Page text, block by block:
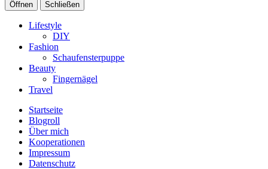
Öffnen Schließen
Lifestyle
DIY
Fashion
Schaufensterpuppe
Beauty
Fingernägel
Travel
Startseite
Blogroll
Über mich
Kooperationen
Impressum
Datenschutz